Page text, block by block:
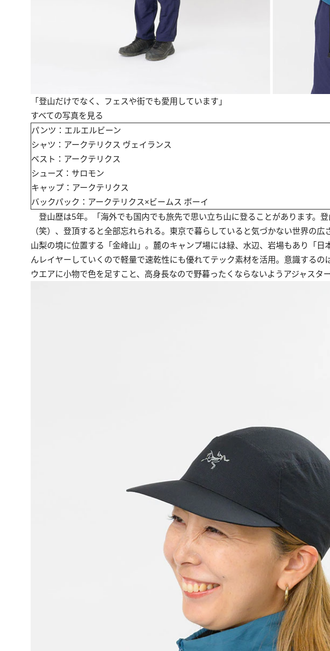
「登山だけでなく、フェスや街でも愛用しています」
すべての写真を見る
パンツ：エルエルビーン
シャツ：アークテリクス ヴェイランス
ベスト：アークテリクス
シューズ：サロモン
キャップ：アークテリクス
バックパック：アークテリクス×ビームス ボーイ
登山歴は5年。「海外でも国内でも旅先で思い立ち山に登ることがあります。
（笑）、登頂すると全部忘れられる。東京で暮らしていると気づかない世界の
山梨の境に位置する「金峰山」。麓のキャンプ場には緑、水辺、岩場もあり「
んレイヤーしていくので軽量で速乾性にも優れてテック素材を活用。意識する
ウエアに小物で色を足すこと、高身長なので野暮ったくならないようアジャスタ